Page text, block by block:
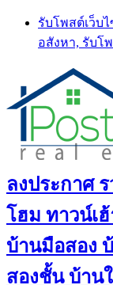
Skip
content
รับโพสต์เว็บ
อสังหา, รับโ
ลงประกาศ
โฮม ทาวน์เ
บ้านมือสอง
สองชั้น บ้าน